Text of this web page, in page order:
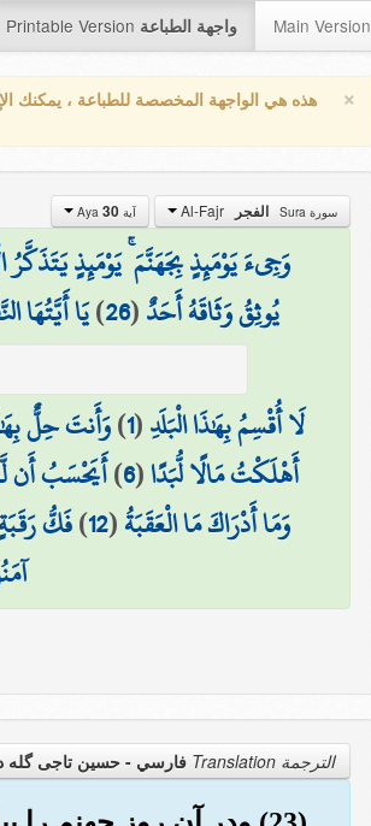
Printable Version واجهة الطباعة Main Version
× هذه هي الواجهة المخصصة للطباعة ، يمكنك
سورة Sura الفجر آية Aya 30
وَجِيءَ يَوْمَئِذٍ بِجَهَنَّمَ ۚ يَوْمَئِذٍ يَتَذَكَّرُ
يُوثِقُ وَثَاقَهُ أَحَدٌ(
26
)يَا أَيَّتُهَا
لَا أُقْسِمُ بِهَٰذَا الْبَلَدِ(
1
)وَأَنتَ حِلٌّ
أَهْلَكْتُ مَالًا لُّبَدًا(
6
)أَيَحْسَبُ أَن
وَمَا أَدْرَاكَ مَا الْعَقَبَةُ(
12
)فَكُّ
الترجمة Translation فارسي - حسین تاجی گله